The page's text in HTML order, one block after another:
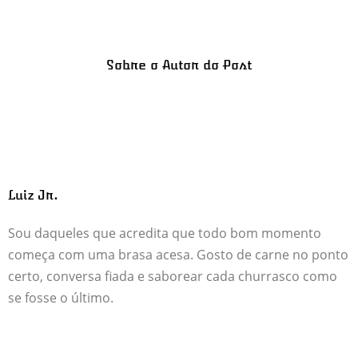
Sobre o Autor do Post
Luiz Jr.
Sou daqueles que acredita que todo bom momento
começa com uma brasa acesa. Gosto de carne no ponto
certo, conversa fiada e saborear cada churrasco como
se fosse o último.